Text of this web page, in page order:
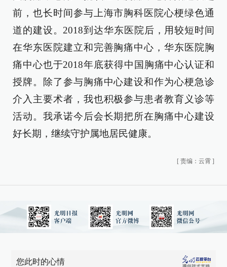
前，也长时间参与上海市胸科医院心梗绿色通
道的建设。2018到达华东医院后，用较短时间
在华东医院建立和完善胸痛中心，华东医院胸
痛中心也于2018年底获得中国胸痛中心认证和
授牌。除了参与胸痛中心建设和作为心梗急诊
介入主要术者，我也积极参与患者教育义诊等
活动。我承诺今后会长期把所在胸痛中心建设
好长期，继续守护属地居民健康。
[ 责编：云霄 ]
您此时的心情